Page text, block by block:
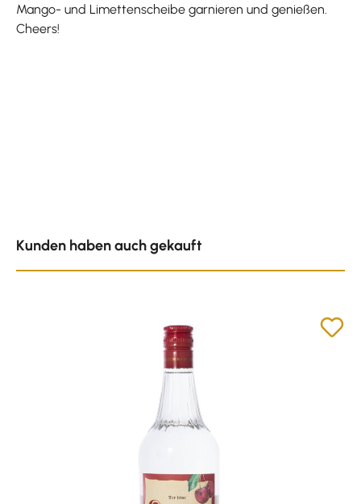
Mango- und Limettenscheibe garnieren und genießen.
Cheers!
Kunden haben auch gekauft